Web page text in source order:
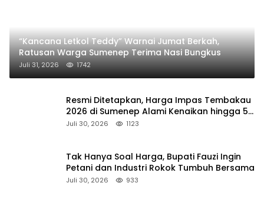
“Kancana Letkol Teddy” Warnai Jumat Berkah,
Ratusan Warga Sumenep Terima Nasi Bungkus
Juli 31, 2026 1742
Resmi Ditetapkan, Harga Impas Tembakau
2026 di Sumenep Alami Kenaikan hingga 5
Persen
Juli 30, 2026 1123
Tak Hanya Soal Harga, Bupati Fauzi Ingin
Petani dan Industri Rokok Tumbuh Bersama
Juli 30, 2026 933